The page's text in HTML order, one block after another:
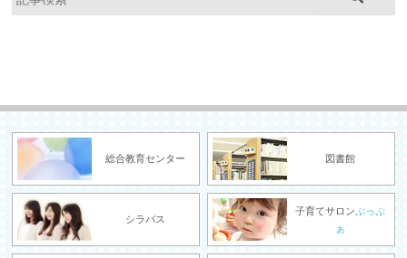
総合教育センター 図書館
シラバス
子育てサロンぷっぷ
ぁ